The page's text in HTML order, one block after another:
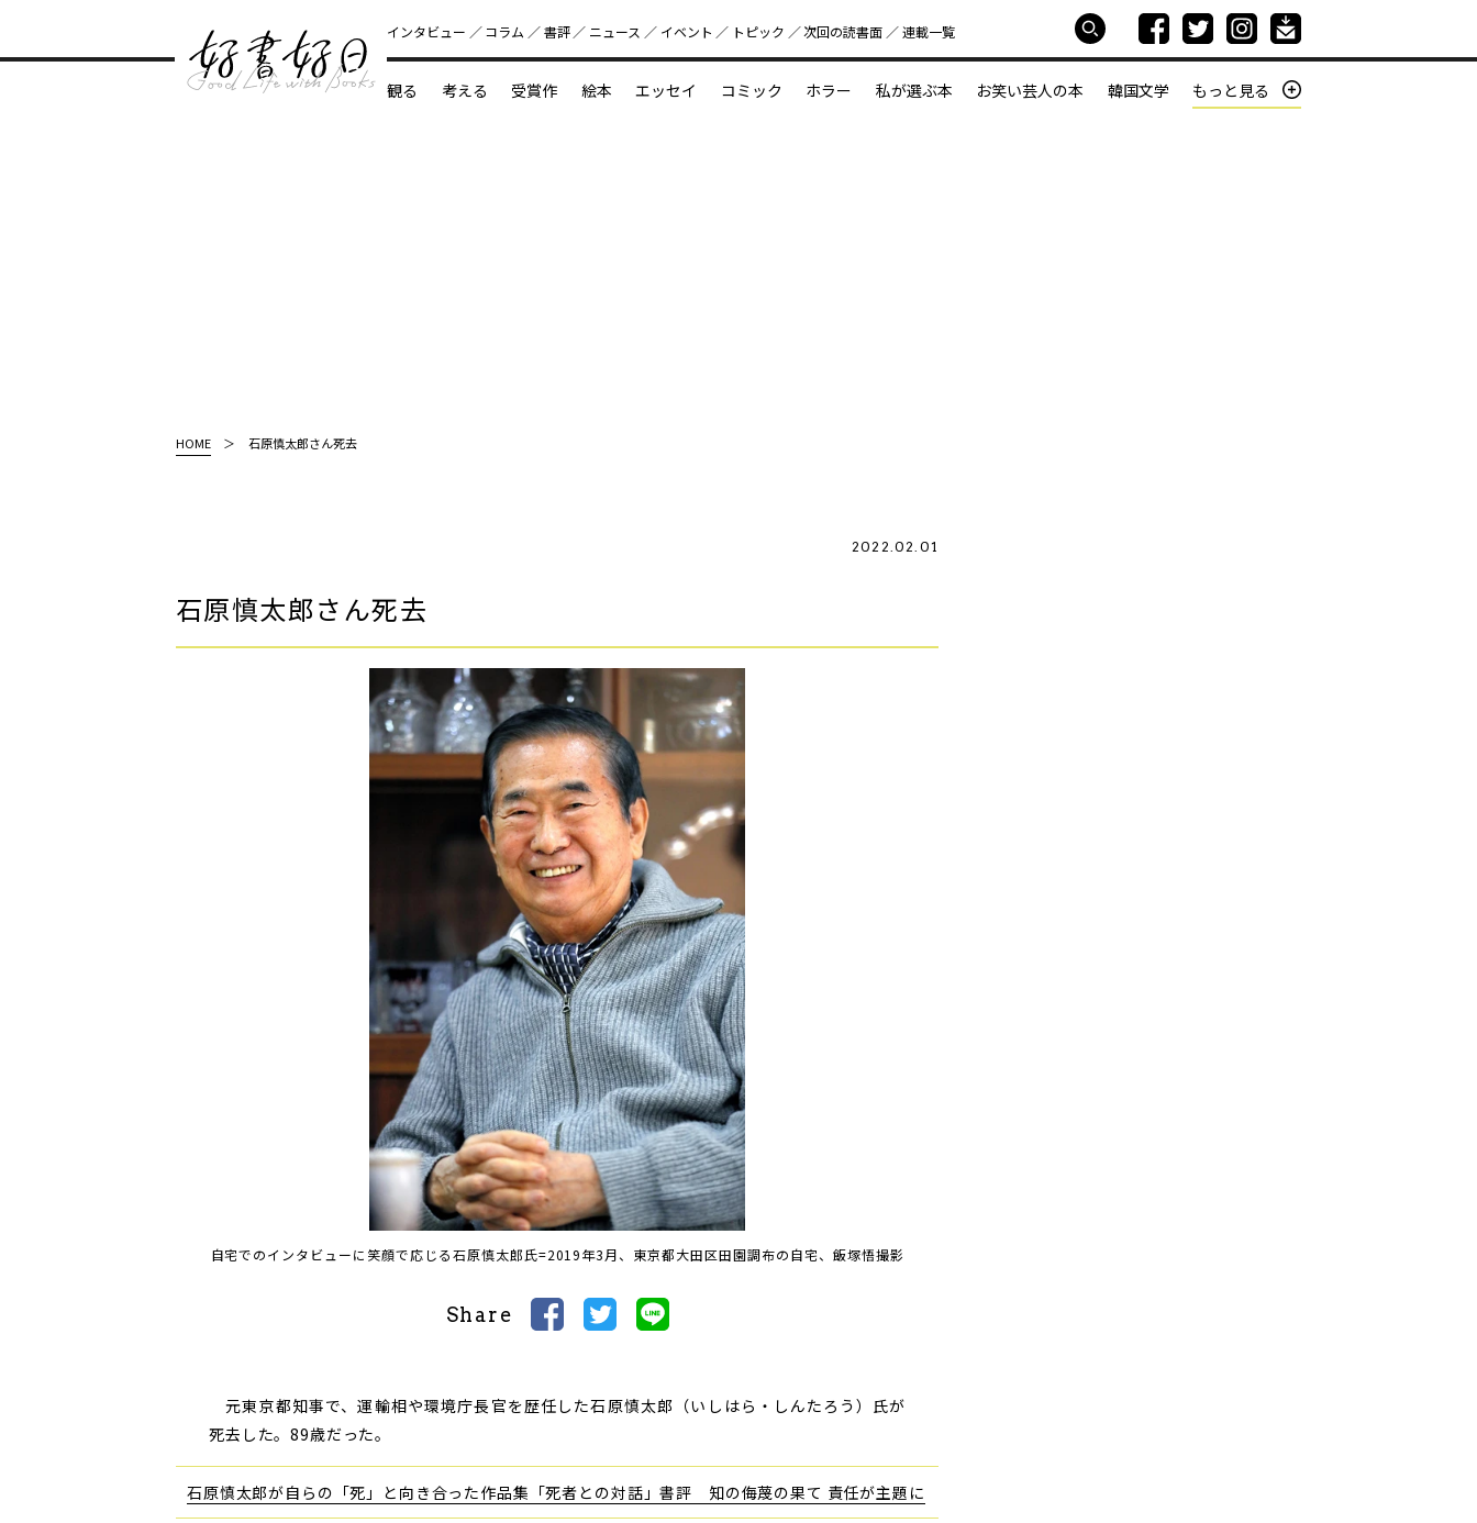
好書好日
インタビュー コラム 書評 ニュース イベント トピック 次回の読書⾯ 連載一覧
観る 考える 受賞作 絵本 エッセイ コミック ホラー 私が選ぶ本 お笑い芸人の本 韓国文学 もっと見る
HOME 石原慎太郎さん死去
2022.02.01
石原慎太郎さん死去
自宅でのインタビューに笑顔で応じる石原慎太郎氏=2019年3月、東京都大田区田園調布の自宅、飯塚悟撮影
Share
元東京都知事で、運輸相や環境庁長官を歴任した石原慎太郎（いしはら・しんたろう）氏が
死去した。89歳だった。
石原慎太郎が自らの「死」と向き合った作品集「死者との対話」書評 知の侮蔑の果て 責任が主題に